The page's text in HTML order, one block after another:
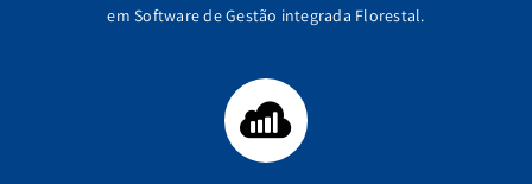
em Software de Gestão integrada Florestal.